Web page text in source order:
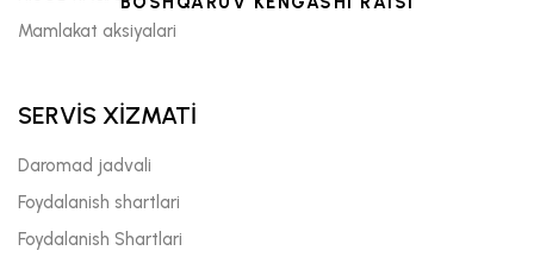
Mamlakat aksiyalari
SERVİS XİZMATİ
Daromad jadvali
Foydalanish shartlari
Foydalanish Shartlari